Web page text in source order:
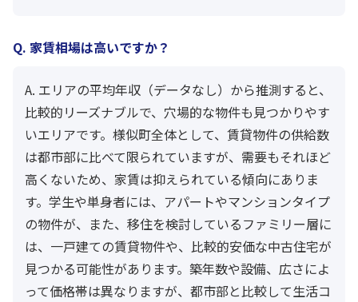
Q. 家賃相場は高いですか？
A. エリアの平均年収（データなし）から推測すると、
比較的リーズナブルで、穴場的な物件も見つかりやす
いエリアです。様似町全体として、賃貸物件の供給数
は都市部に比べて限られていますが、需要もそれほど
高くないため、家賃は抑えられている傾向にありま
す。学生や単身者には、アパートやマンションタイプ
の物件が、また、移住を検討しているファミリー層に
は、一戸建ての賃貸物件や、比較的安価な中古住宅が
見つかる可能性があります。築年数や設備、広さによ
って価格帯は異なりますが、都市部と比較して生活コ